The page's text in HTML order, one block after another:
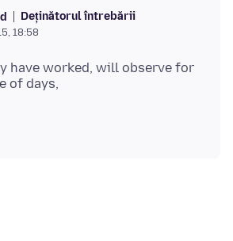
Deținătorul întrebării
18:58
have worked, will observe for